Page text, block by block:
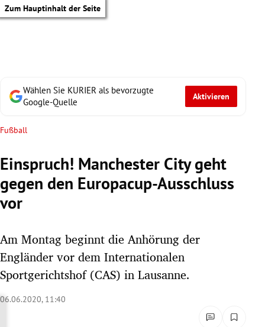
Zum Hauptinhalt der Seite
Untermenü
Untermenü
Wählen Sie KURIER als bevorzugte
Google-Quelle
Aktivieren
Fußball
Einspruch! Manchester City geht
gegen den Europacup-Ausschluss
vor
Am Montag beginnt die Anhörung der
Engländer vor dem Internationalen
Sportgerichtshof (CAS) in Lausanne.
06.06.2020, 11:40